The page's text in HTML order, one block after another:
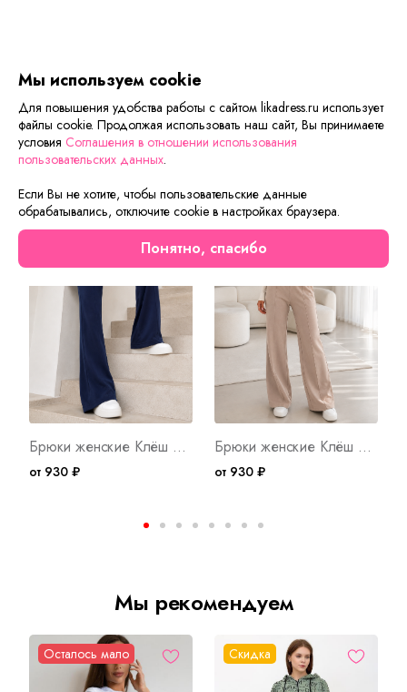
Сейчас на сайте смотрят
Новинка
Брюки женские Клёш ТС Арт. 10785
от 930 ₽
Новинка
Брюки женские Клёш Арт. 10784
от 930 ₽
Мы рекомендуем
Осталось мало Скидка
Мы используем cookie
Для повышения удобства работы с сайтом likadress.ru использует
файлы cookie. Продолжая использовать наш сайт, Вы принимаете
условия Соглашения в отношении использования
пользовательских данных.
Если Вы не хотите, чтобы пользовательские данные
обрабатывались, отключите cookie в настройках браузера.
Понятно, спасибо